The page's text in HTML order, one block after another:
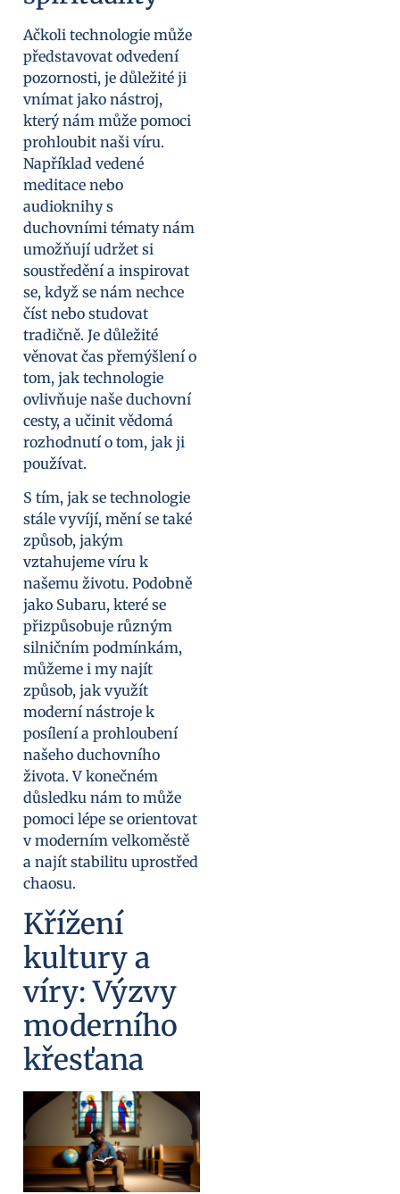
Ačkoli technologie může
představovat odvedení
pozornosti, je důležité ji
vnímat jako nástroj,
který nám může pomoci
prohloubit naši víru.
Například vedené
meditace nebo
audioknihy s
duchovními tématy nám
umožňují udržet si
soustředění a inspirovat
se, když se nám nechce
číst nebo studovat
tradičně. Je důležité
věnovat čas přemýšlení o
tom, jak technologie
ovlivňuje naše duchovní
cesty, a učinit vědomá
rozhodnutí o tom, jak ji
používat.
S tím, jak se technologie
stále vyvíjí, mění se také
způsob, jakým
vztahujeme víru k
našemu životu. Podobně
jako Subaru, které se
přizpůsobuje různým
silničním podmínkám,
můžeme i my najít
způsob, jak využít
moderní nástroje k
posílení a prohloubení
našeho duchovního
života. V konečném
důsledku nám to může
pomoci lépe se orientovat
v moderním velkoměstě
a najít stabilitu uprostřed
chaosu.
Křížení
kultury a
víry: Výzvy
moderního
křesťana